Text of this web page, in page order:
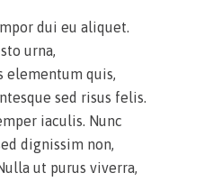
dui eu aliquet.
urna,
elementum quis,
sed risus felis.
iaculis. Nunc
dignissim non,
ut purus viverra,